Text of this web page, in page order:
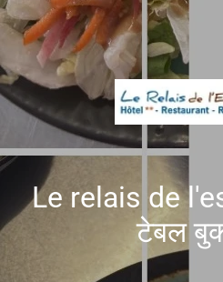
Le relais de
टेबल